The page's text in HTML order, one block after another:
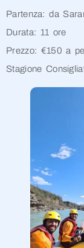
Partenza: da
Durata: 11 ore
Prezzo: €150 a
Stagione